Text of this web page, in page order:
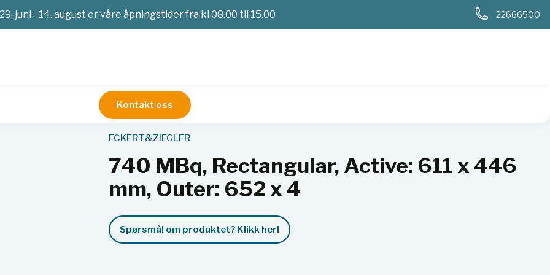
29. juni - 14. august er våre åpningstider fra kl 08.00 til 15.00 22666500
Kontakt oss
Kalibreringskilder Referansekilder
ECKERT&ZIEGLER
740 MBq, Rectangular, Active: 611 x 446
mm, Outer: 652 x 4
Spørsmål om produktet? Klikk her!